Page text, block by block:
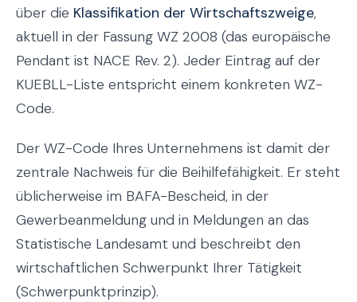
über die Klassifikation der Wirtschaftszweige,
aktuell in der Fassung WZ 2008 (das europäische
Pendant ist NACE Rev. 2). Jeder Eintrag auf der
KUEBLL-Liste entspricht einem konkreten WZ-
Code.
Der WZ-Code Ihres Unternehmens ist damit der
zentrale Nachweis für die Beihilfefähigkeit. Er steht
üblicherweise im BAFA-Bescheid, in der
Gewerbeanmeldung und in Meldungen an das
Statistische Landesamt und beschreibt den
wirtschaftlichen Schwerpunkt Ihrer Tätigkeit
(Schwerpunktprinzip).